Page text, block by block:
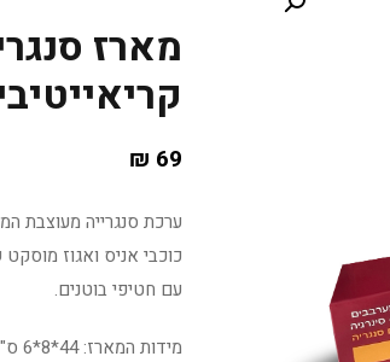
מארז
69
₪
כוכבי אניס ואגוז
עם חטיפי בוטנים.
מידות המארז: 44*8*6 ס"מ.